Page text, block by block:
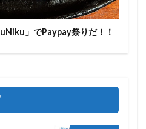
」でPaypay祭りだ！！